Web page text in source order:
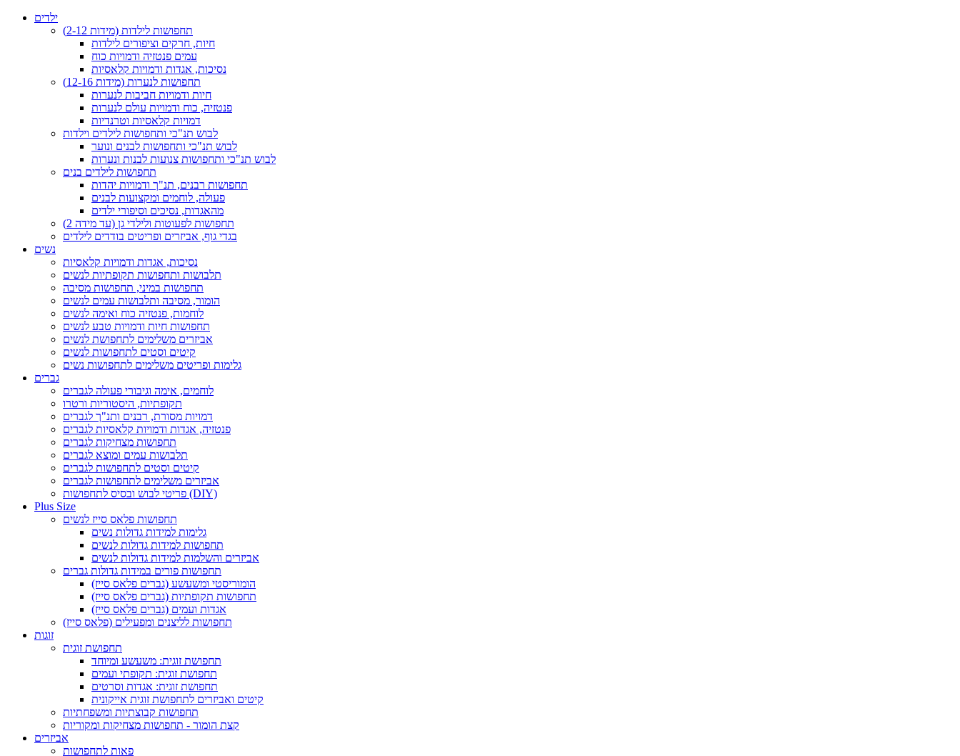
ילדים
תחפושות לילדות (מידות 2-12)
חיות, חרקים וציפורים לילדות
עמים פנטזיה ודמויות כוח
נסיכות, אגדות ודמויות קלאסיות
תחפושות לנערות (מידות 12-16)
חיות ודמויות חביבות לנערות
פנטזיה, כוח ודמויות עולם לנערות
דמויות קלאסיות וטרנדיות
לבוש תנ"כי ותחפושות לילדים וילדות
לבוש תנ"כי ותחפושות לבנים ונוער
לבוש תנ"כי ותחפושות צנועות לבנות ונערות
תחפושות לילדים בנים
תחפושות רבנים, תנ"ך ודמויות יהדות
פעולה, לוחמים ומקצועות לבנים
מהאגדות, נסיכים וסיפורי ילדים
תחפושות לפעוטות ולילדי גן (עד מידה 2)
בגדי גוף, אביזרים ופריטים בודדים לילדים
נשים
נסיכות, אגדות ודמויות קלאסיות
תלבושות ותחפושות תקופתיות לנשים
תחפושות במיני, תחפושות מסיבה
הומור, מסיבה ותלבושות עמים לנשים
לוחמות, פנטזיה כוח ואימה לנשים
תחפושות חיות ודמויות טבע לנשים
אביזרים משלימים לתחפושת לנשים
קיטים וסטים לתחפושות לנשים
גלימות ופריטים משלימים לתחפושות נשים
גברים
לוחמים, אימה וגיבורי פעולה לגברים
תקופתיות, היסטוריות ורטרו
דמויות מסורת, רבנים ותנ"ך לגברים
פנטזיה, אגדות ודמויות קלאסיות לגברים
תחפושות מצחיקות לגברים
תלבושות עמים ומוצא לגברים
קיטים וסטים לתחפושות לגברים
אביזרים משלימים לתחפושות לגברים
פריטי לבוש ובסיס לתחפושות (DIY)
Plus Size
תחפושות פלאס סייז לנשים
גלימות למידות גדולות נשים
תחפושות למידות גדולות לנשים
אביזרים והשלמות למידות גדולות לנשים
תחפושות פורים במידות גדולות גברים
הומוריסטי ומשעשע (גברים פלאס סייז)
תחפושות תקופתיות (גברים פלאס סייז)
אגדות ועמים (גברים פלאס סייז)
תחפושות לליצנים ומפעילים (פלאס סייז)
זוגות
תחפושת זוגית
תחפושת זוגית: משעשע ומיוחד
תחפושת זוגית: תקופתי ועמים
תחפושת זוגית: אגדות וסרטים
קיטים ואביזרים לתחפושת זוגית אייקונית
תחפושות קבוצתיות ומשפחתיות
קצת הומור - תחפושות מצחיקות ומקוריות
אביזרים
פאות לתחפושות